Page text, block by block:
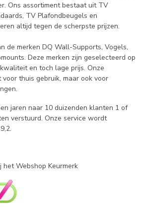
Ons assortiment bestaat uit TV
TV Plafondbeugels en
altijd tegen de scherpste prijzen.
de merken DQ Wall-Supports, Vogels,
Deze merken zijn geselecteerd op
en toch lage prijs. Onze
thuis gebruik, maar ook voor
jaren naar 10 duizenden klanten 1 of
verstuurd. Onze service wordt
Webshop Keurmerk